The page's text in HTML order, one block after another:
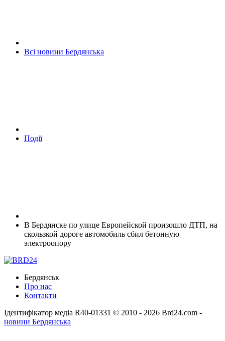
Всі новини Бердянська
Події
В Бердянске по улице Европейской произошло ДТП, на
скользкой дороге автомобиль сбил бетонную
электроопору
Бердянськ
Про нас
Контакти
Ідентифікатор медіа R40-01331 © 2010 - 2026 Brd24.com -
новини Бердянська